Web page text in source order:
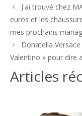
Navigation
des
J'ai trouvé chez
euros et les
mes prochains
Donatella
Valentino » pour dire
Articles